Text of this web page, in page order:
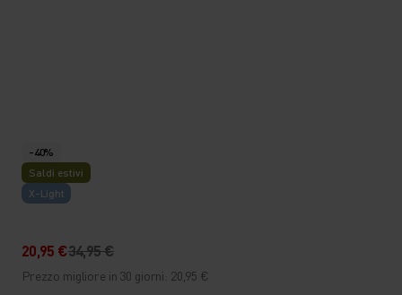
-40%
Saldi estivi
X-Light
20,95 €34,95 €
Prezzo migliore in 30 giorni: 20,95 €